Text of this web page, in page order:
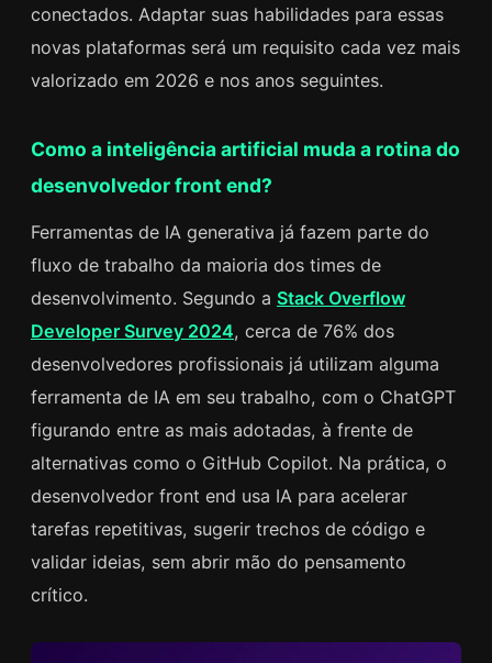
conectados. Adaptar suas habilidades para essas
novas plataformas será um requisito cada vez mais
valorizado em 2026 e nos anos seguintes.
Como a inteligência artificial muda a rotina do
desenvolvedor front end?
Ferramentas de IA generativa já fazem parte do
fluxo de trabalho da maioria dos times de
desenvolvimento. Segundo a Stack Overflow
Developer Survey 2024, cerca de 76% dos
desenvolvedores profissionais já utilizam alguma
ferramenta de IA em seu trabalho, com o ChatGPT
figurando entre as mais adotadas, à frente de
alternativas como o GitHub Copilot. Na prática, o
desenvolvedor front end usa IA para acelerar
tarefas repetitivas, sugerir trechos de código e
validar ideias, sem abrir mão do pensamento
crítico.